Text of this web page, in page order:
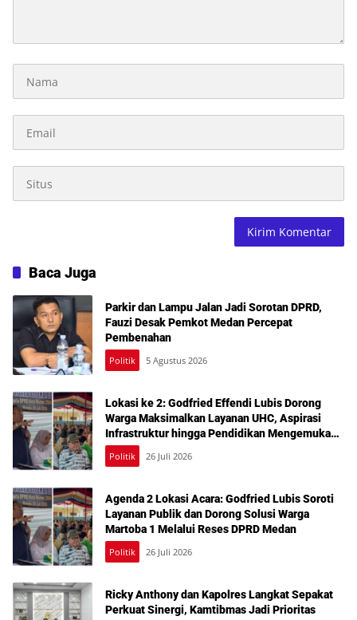
Baca Juga
Parkir dan Lampu Jalan Jadi Sorotan DPRD,
Fauzi Desak Pemkot Medan Percepat
Pembenahan
Politik 5 Agustus 2026
Lokasi ke 2: Godfried Effendi Lubis Dorong
Warga Maksimalkan Layanan UHC, Aspirasi
Infrastruktur hingga Pendidikan Mengemuka
dalam Reses Medan Amplas
Politik 26 Juli 2026
Agenda 2 Lokasi Acara: Godfried Lubis Soroti
Layanan Publik dan Dorong Solusi Warga
Martoba 1 Melalui Reses DPRD Medan
Politik 26 Juli 2026
Ricky Anthony dan Kapolres Langkat Sepakat
Perkuat Sinergi, Kamtibmas Jadi Prioritas